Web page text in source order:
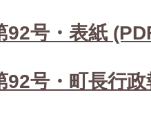
92号・表紙
92号・町長行